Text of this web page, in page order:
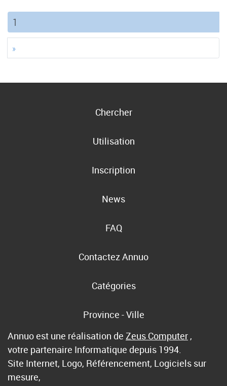
1
»
Chercher
Utilisation
Inscription
News
FAQ
Contactez Annuo
Catégories
Province - Ville
Annuo est une réalisation de Zeus Computer ,
votre partenaire Informatique depuis 1994.
Site Internet, Logo, Référencement, Logiciels sur
mesure,